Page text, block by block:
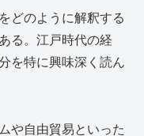
どのように解釈する
る。江戸時代の経
を特に興味深く読ん
や自由貿易といった